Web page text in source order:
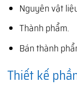
Nguyên vật
Thành phẩm.
Bán thành
Thiết kế